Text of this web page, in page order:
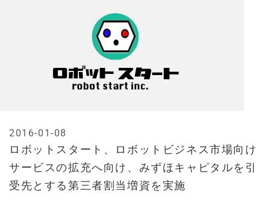
ロボットスタート、ロボットビジネス市場向け
サービスの拡充へ向け、みずほキャピタルを引
受先とする第三者割当増資を実施
2016-01-08